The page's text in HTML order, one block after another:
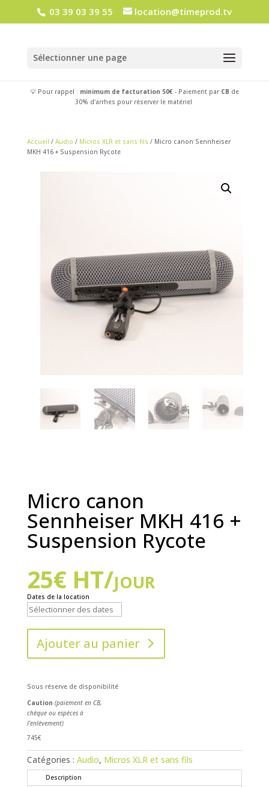
03 39 03 39 55 location@timeprod.tv
Sélectionner une page
💡 Pour rappel : minimum de facturation 50€ - Paiement par CB de
30% d'arrhes pour réserver le matériel
Accueil / Audio / Micros XLR et sans fils / Micro canon Sennheiser
MKH 416 + Suspension Rycote
Micro canon
Sennheiser MKH 416 +
Suspension Rycote
25€HT/jour
Dates de la location
Ajouter au panier
Sous réserve de disponibilité
Caution (paiement en CB,
chèque ou espèces à
l'enlèvement)
745€
Catégories : Audio, Micros XLR et sans fils
Description